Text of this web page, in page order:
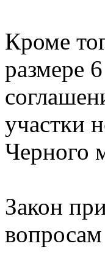
Кроме
размере
участки
Черного
Закон